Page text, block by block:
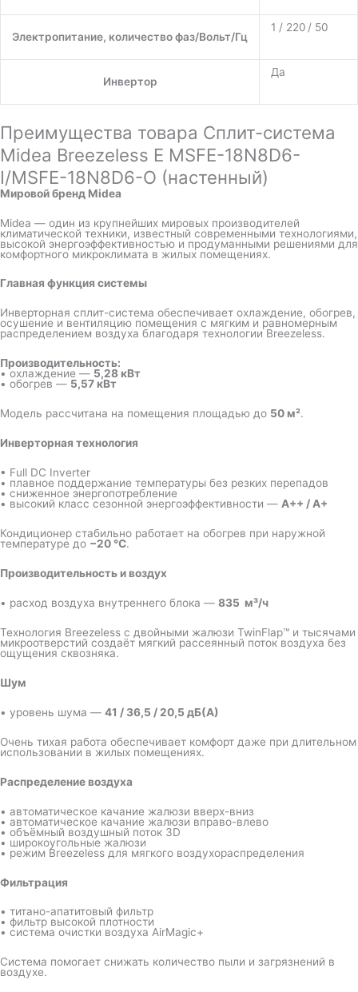
Электропитание, количество фаз/Вольт/Гц
1 / 220 / 50
Инвертор
Да
Преимущества товара Сплит-система
Midea Breezeless E MSFE-18N8D6-
I/MSFE-18N8D6-O (настенный)
Мировой бренд Midea
Midea — один из крупнейших мировых производителей
климатической техники, известный современными технологиями,
высокой энергоэффективностью и продуманными решениями для
комфортного микроклимата в жилых помещениях.
Главная функция системы
Инверторная сплит-система обеспечивает охлаждение, обогрев,
осушение и вентиляцию помещения с мягким и равномерным
распределением воздуха благодаря технологии Breezeless.
Производительность:
• охлаждение — 5,28 кВт
• обогрев — 5,57 кВт
Модель рассчитана на помещения площадью до 50 м².
Инверторная технология
• Full DC Inverter
• плавное поддержание температуры без резких перепадов
• сниженное энергопотребление
• высокий класс сезонной энергоэффективности — A++ / A+
Кондиционер стабильно работает на обогрев при наружной
температуре до −20 °C.
Производительность и воздух
• расход воздуха внутреннего блока — 835 м³/ч
Технология Breezeless с двойными жалюзи TwinFlap™ и тысячами
микроотверстий создаёт мягкий рассеянный поток воздуха без
ощущения сквозняка.
Шум
• уровень шума — 41 / 36,5 / 20,5 дБ(А)
Очень тихая работа обеспечивает комфорт даже при длительном
использовании в жилых помещениях.
Распределение воздуха
• автоматическое качание жалюзи вверх-вниз
• автоматическое качание жалюзи вправо-влево
• объёмный воздушный поток 3D
• широкоугольные жалюзи
• режим Breezeless для мягкого воздухораспределения
Фильтрация
• титано-апатитовый фильтр
• фильтр высокой плотности
• система очистки воздуха AirMagic+
Система помогает снижать количество пыли и загрязнений в
воздухе.